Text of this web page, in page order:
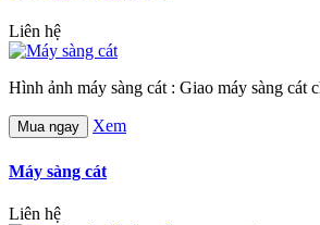
Liên hệ
Hình ảnh máy sàng cát : Giao máy sàng cát
Mua ngay Xem
Máy sàng cát
Liên hệ